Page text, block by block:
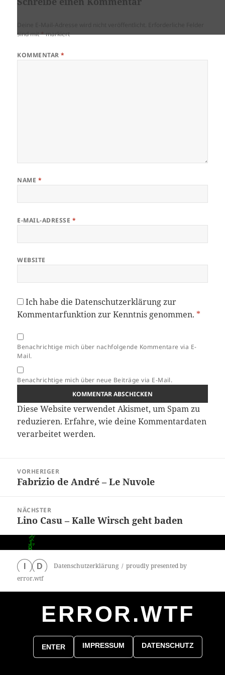
sind mit*markiert
KOMMENTAR*
NAME *
E-MAIL-ADRESSE *
WEBSITE
Ich habe dieDatenschutzerklärungzur
Kommentarfunktion zur Kenntnis genommen. *
Benachrichtige mich über nachfolgende Kommentare via E-
Mail.
Benachrichtige mich über neue Beiträge via E-Mail.
Diese Website verwendet Akismet, um Spam zu
reduzieren.Erfahre, wie deine Kommentardaten
verarbeitet werden.
VORHERIGER
Vorheriger
Fabrizio de André – Le Nuvole
NÄCHSTER
Nächster
Beitrag:
Lino Casu – Kalle Wirsch geht baden
D Datenschutzerklärung
proudly presented by
error.wtf
ERROR.WTF
ENTER IMPRESSUM DATENSCHUTZ